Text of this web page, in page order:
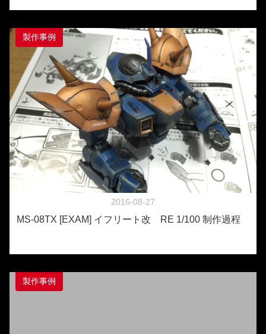
製作事例
2016-08-27
MS-08TX [EXAM] イフリート改 RE 1/100 制作過程
製作事例